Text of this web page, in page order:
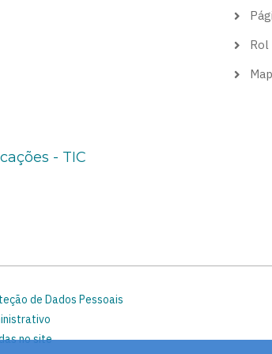
- TIC
Rol
de Dados Pessoais
no site